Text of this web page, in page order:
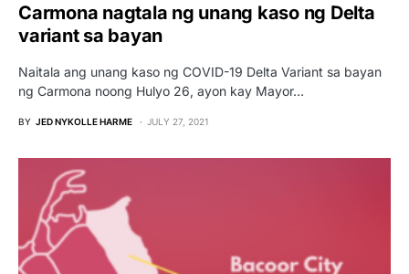
Carmona nagtala ng unang kaso ng Delta
variant sa bayan
Naitala ang unang kaso ng COVID-19 Delta Variant sa bayan
ng Carmona noong Hulyo 26, ayon kay Mayor…
BY JED NYKOLLE HARME JULY 27, 2021